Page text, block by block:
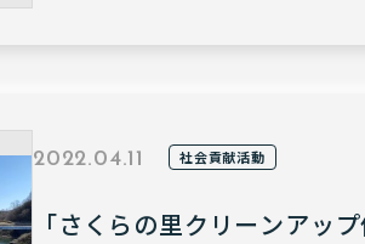
2022.04.11 社会貢献活動
「さくらの里クリーンアッ